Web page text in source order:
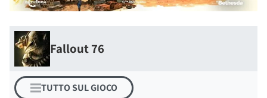
Fallout 76
TUTTO SUL GIOCO